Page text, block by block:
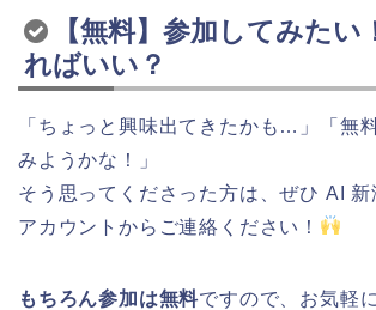
【無料】参加してみたい
ればいい？
「ちょっと興味出てきたかも…」「無
みようかな！」
そう思ってくださった方は、ぜひ AI
アカウントからご連絡ください！
もちろん参加は無料ですので、お気軽